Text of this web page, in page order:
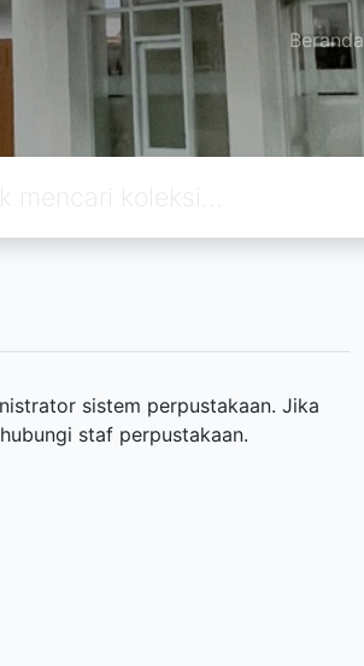
Beranda
sistem perpustakaan. Jika
staf perpustakaan.